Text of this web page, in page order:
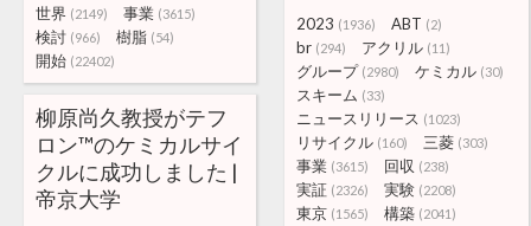
世界 (2149) 事業 (3615)
検討 (966) 樹脂 (54)
開始 (22402)
2023 (1936) ABT (2)
br (294) アクリル (11)
グループ (2980) ケミカル (30)
スキーム (33)
ニュースリリース (1023)
リサイクル (160) 三菱 (303)
事業 (3615) 回収 (238)
実証 (2326) 実験 (2208)
東京 (1565) 構築 (2041)
柳原尚久教授がテフ
ロン™のケミカルサイ
クルに成功しました |
帝京大学